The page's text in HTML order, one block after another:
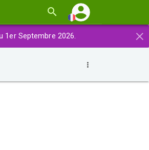
×
1er Septembre 2026.